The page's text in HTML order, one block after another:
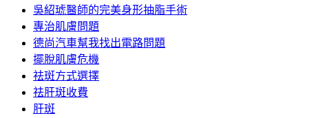
吳紹琥醫師的完美身形抽脂手術
專治肌膚問題
德尚汽車幫我找出電路問題
擺脫肌膚危機
祛斑方式選擇
祛肝斑收費
肝斑